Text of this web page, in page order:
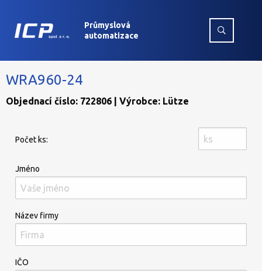
Průmyslová
automatizace
WRA960-24
Objednací číslo: 722806 | Výrobce: Lütze
Počet ks:
Jméno
Název firmy
IČO